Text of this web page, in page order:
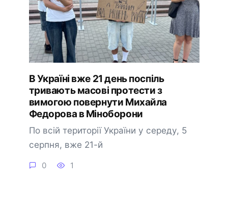
В Україні вже 21 день поспіль
тривають масові протести з
вимогою повернути Михайла
Федорова в Міноборони
По всій території України у середу, 5
серпня, вже 21-й
0 1